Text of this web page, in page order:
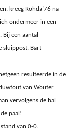
kreeg Rohda’76 na
ondermeer in een
Bij een aantal
sluippost, Bart
resulteerde in de
van Wouter
vervolgens de bal
paal!
van 0-0.